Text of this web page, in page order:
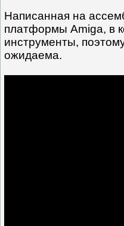
Написанная на
платформы Amiga, в
инструменты,
ожидаема.